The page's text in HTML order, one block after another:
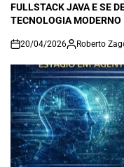
FULLSTACK JAVA E SE
TECNOLOGIA MODERNO
on
20/04/2026 Roberto